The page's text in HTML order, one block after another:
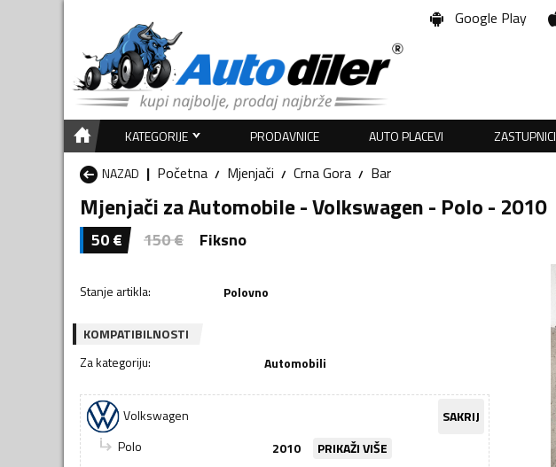
Google Play
KATEGORIJE PRODAVNICE AUTO PLACEVI ZASTUPNICI
NAZAD
Početna Mjenjači Crna Gora Bar
Mjenjači za Automobile - Volkswagen - Polo - 2010
50€ 150€ Fiksno
Stanje artikla: Polovno
KOMPATIBILNOSTI
Za kategoriju: Automobili
Volkswagen
SAKRIJ
Polo
2010 PRIKAŽI VIŠE